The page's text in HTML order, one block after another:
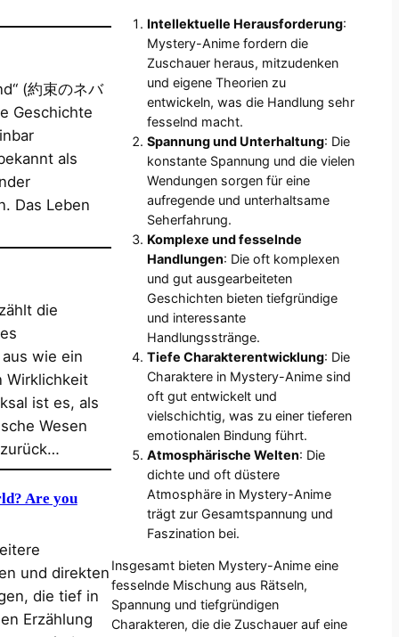
(約束のネバ
Geschichte
als
Das Leben
die
wie ein
Wirklichkeit
ist es, als
Wesen
Are you
und direkten
die tief in
Erzählung
Intellektuelle Herausforderung:
Mystery-Anime fordern die
Zuschauer heraus, mitzudenken
und eigene Theorien zu
entwickeln, was die Handlung sehr
fesselnd macht.
Spannung und Unterhaltung: Die
konstante Spannung und die vielen
Wendungen sorgen für eine
aufregende und unterhaltsame
Seherfahrung.
Komplexe und fesselnde
Handlungen: Die oft komplexen
und gut ausgearbeiteten
Geschichten bieten tiefgründige
und interessante
Handlungsstränge.
Tiefe Charakterentwicklung: Die
Charaktere in Mystery-Anime sind
oft gut entwickelt und
vielschichtig, was zu einer tieferen
emotionalen Bindung führt.
Atmosphärische Welten: Die
dichte und oft düstere
Atmosphäre in Mystery-Anime
trägt zur Gesamtspannung und
Faszination bei.
Insgesamt bieten Mystery-Anime eine
fesselnde Mischung aus Rätseln,
Spannung und tiefgründigen
Charakteren, die die Zuschauer auf eine